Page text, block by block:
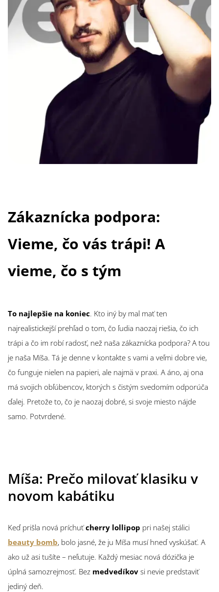
Zákaznícka podpora:
Vieme, čo vás trápi! A
vieme, čo s tým
To najlepšie na koniec. Kto iný by mal mať ten
najrealistickejší prehľad o tom, čo ľudia naozaj riešia, čo ich
trápi a čo im robí radosť, než naša zákaznícka podpora? A tou
je naša Míša. Tá je denne v kontakte s vami a veľmi dobre vie,
čo funguje nielen na papieri, ale najmä v praxi. A áno, aj ona
má svojich obľúbencov, ktorých s čistým svedomím odporúča
ďalej. Pretože to, čo je naozaj dobré, si svoje miesto nájde
samo. Potvrdené.
Míša: Prečo milovať klasiku v
novom kabátiku
Keď prišla nová príchuťcherry lollipop pri našej stálici
beauty bomb, bolo jasné, že ju Míša musí hneď vyskúšať. A
ako už asi tušíte – neľutuje. Každý mesiac nová dózička je
úplná samozrejmosť. Bez medvedíkov si nevie predstaviť
jediný deň.